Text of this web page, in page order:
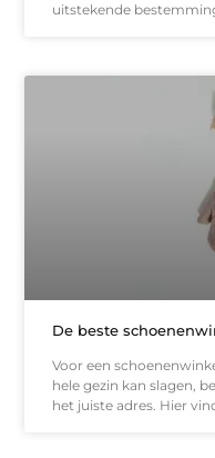
uitstekende
De beste
Voor een
hele gezin kan slagen,
het juiste adres. Hier